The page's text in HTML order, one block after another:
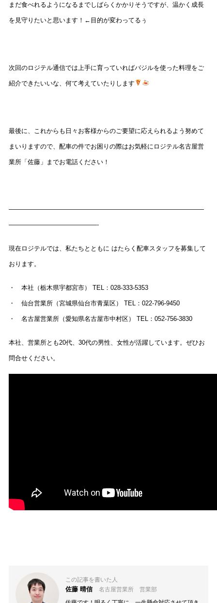
まだ食べれるようになるまでしばらくかかりそうですが、温かく成長
を見守りたいと思います！←目的が変わってるぅ
次回のロジテル通信では上手に育っていればバジルを使った料理をご
紹介できたいいな、何て考えていたりします
最後に、これからも日々お客様からのご要望に応えられるよう努めて
まいりますので、配車の件でお困りの際はお気軽にロジテル名古屋営
業所「佐藤」までお電話ください！
———————————————————————————————
——————————————-
現在ロジテルでは、私たちとともに はたらく配車スタッフを募集して
おります。
・ 本社（栃木県宇都宮市） TEL：028-333-5353
・ 仙台営業所（宮城県仙台市青葉区） TEL：022-796-9450
・ 名古屋営業所（愛知県名古屋市中村区） TEL：052-756-3830
本社、営業所とも20代、30代の男性、女性が活躍しています。ぜひお
問合せください。
この記事を書いた人
佐藤 晴信 名古屋営業所 営業部